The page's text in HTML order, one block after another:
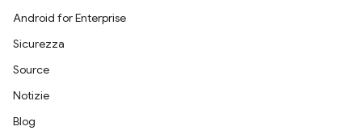
Android for Enterprise
Sicurezza
Source
Notizie
Blog